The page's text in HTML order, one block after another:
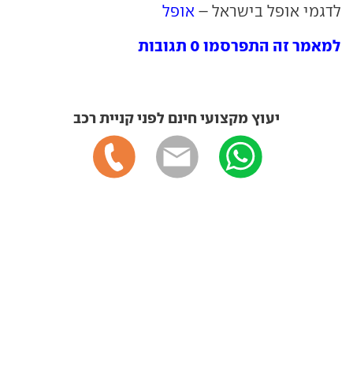
לדגמי אופל בישראל – אופל
למאמר זה התפרסמו 0 תגובות
יעוץ מקצועי חינם לפני קניית רכב